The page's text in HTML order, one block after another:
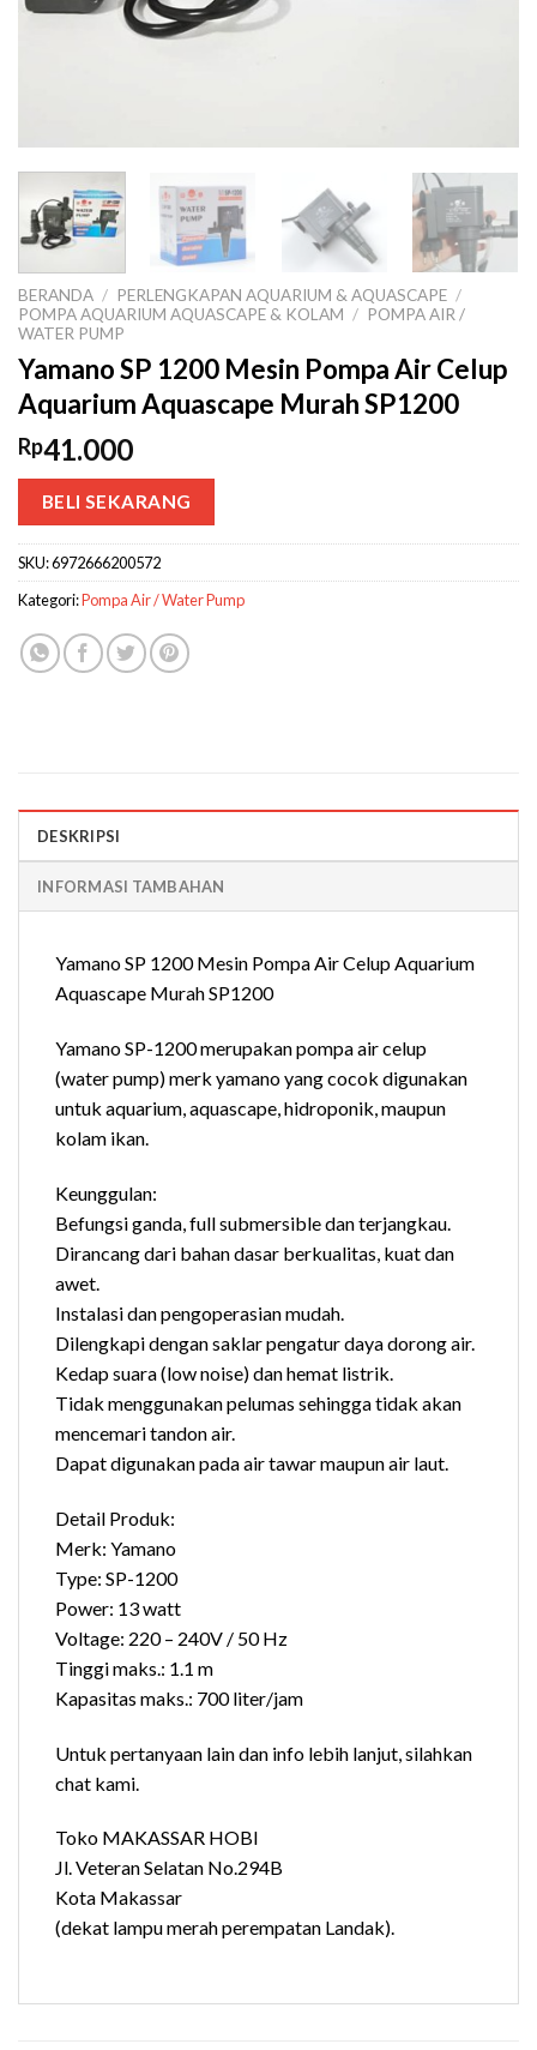
BERANDA / PERLENGKAPAN AQUARIUM & AQUASCAPE /
POMPA AQUARIUM AQUASCAPE & KOLAM / POMPA AIR /
WATER PUMP
Yamano SP 1200 Mesin Pompa Air Celup
Aquarium Aquascape Murah SP1200
Rp41.000
BELI SEKARANG
SKU:6972666200572
Kategori:Pompa Air / Water Pump
DESKRIPSI
INFORMASI TAMBAHAN
Yamano SP 1200 Mesin Pompa Air Celup Aquarium
Aquascape Murah SP1200
Yamano SP-1200 merupakan pompa air celup
(water pump) merk yamano yang cocok digunakan
untuk aquarium, aquascape, hidroponik, maupun
kolam ikan.
Keunggulan:
Befungsi ganda, full submersible dan terjangkau.
Dirancang dari bahan dasar berkualitas, kuat dan
awet.
Instalasi dan pengoperasian mudah.
Dilengkapi dengan saklar pengatur daya dorong air.
Kedap suara (low noise) dan hemat listrik.
Tidak menggunakan pelumas sehingga tidak akan
mencemari tandon air.
Dapat digunakan pada air tawar maupun air laut.
Detail Produk:
Merk: Yamano
Type: SP-1200
Power: 13 watt
Voltage: 220 – 240V / 50 Hz
Tinggi maks.: 1.1 m
Kapasitas maks.: 700 liter/jam
Untuk pertanyaan lain dan info lebih lanjut, silahkan
chat kami.
Toko MAKASSAR HOBI
Jl. Veteran Selatan No.294B
Kota Makassar
(dekat lampu merah perempatan Landak).